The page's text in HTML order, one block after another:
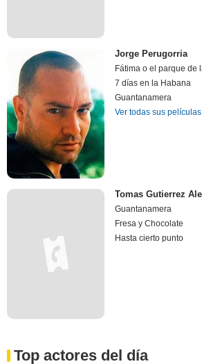
Jorge Perugorria
Fátima o el parque de
7 días en la Habana
Guantanamera
Ver todas sus películas
Tomas Gutierrez
Guantanamera
Fresa y Chocolate
Hasta cierto punto
Top actores del día